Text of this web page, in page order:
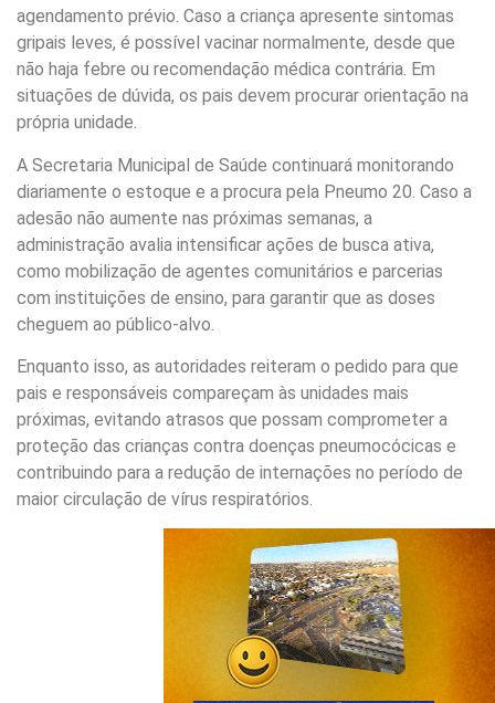
agendamento prévio. Caso a criança apresente sintomas
gripais leves, é possível vacinar normalmente, desde que
não haja febre ou recomendação médica contrária. Em
situações de dúvida, os pais devem procurar orientação na
própria unidade.
A Secretaria Municipal de Saúde continuará monitorando
diariamente o estoque e a procura pela Pneumo 20. Caso a
adesão não aumente nas próximas semanas, a
administração avalia intensificar ações de busca ativa,
como mobilização de agentes comunitários e parcerias
com instituições de ensino, para garantir que as doses
cheguem ao público-alvo.
Enquanto isso, as autoridades reiteram o pedido para que
pais e responsáveis compareçam às unidades mais
próximas, evitando atrasos que possam comprometer a
proteção das crianças contra doenças pneumocócicas e
contribuindo para a redução de internações no período de
maior circulação de vírus respiratórios.